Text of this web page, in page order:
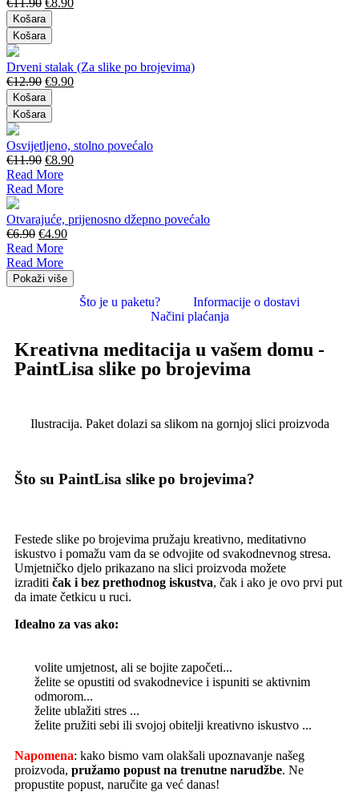
€11.90 €8.90
Košara
Košara
Drveni stalak (Za slike po brojevima)
€12.90 €9.90
Košara
Košara
Osvijetljeno, stolno povećalo
€11.90 €8.90
Read More
Read More
Otvarajuće, prijenosno džepno povećalo
€6.90 €4.90
Read More
Read More
Pokaži više
Što je u paketu?
Informacije o dostavi
Načini plaćanja
Kreativna meditacija u vašem domu -
PaintLisa slike po brojevima
Ilustracija. Paket dolazi sa slikom na gornjoj slici proizvoda
Što su PaintLisa slike po brojevima?
Festede slike po brojevima pružaju kreativno, meditativno
iskustvo i pomažu vam da se odvojite od svakodnevnog stresa.
Umjetničko djelo prikazano na slici proizvoda možete
izraditi čak i bez prethodnog iskustva, čak i ako je ovo prvi put
da imate četkicu u ruci.
Idealno za vas ako:
volite umjetnost, ali se bojite započeti...
želite se opustiti od svakodnevice i ispuniti se aktivnim
odmorom...
želite ublažiti stres ...
želite pružiti sebi ili svojoj obitelji kreativno iskustvo ...
Napomena: kako bismo vam olakšali upoznavanje našeg
proizvoda, pružamo popust na trenutne narudžbe. Ne
propustite popust, naručite ga već danas!